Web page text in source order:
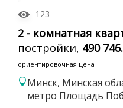
123
2 - комнатная
постройки, 490
ориентировочная цена
Минск, Минская
метро Площадь